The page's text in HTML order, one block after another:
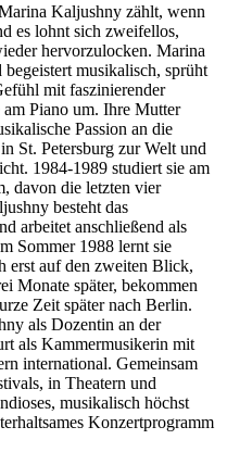
Kaljushny zählt, wenn
es lohnt sich zweifellos,
hervorzulocken. Marina
musikalisch, sprüht
mit faszinierender
Piano um. Ihre Mutter
Passion an die
St. Petersburg zur Welt und
1984-1989 studiert sie am
davon die letzten vier
besteht das
arbeitet anschließend als
Sommer 1988 lernt sie
erst auf den zweiten Blick,
Monate später, bekommen
Zeit später nach Berlin.
als Dozentin an der
als Kammermusikerin mit
international. Gemeinsam
in Theatern und
musikalisch höchst
Konzertprogramm